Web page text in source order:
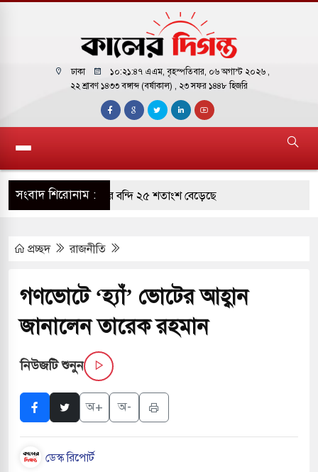
ঢাকা ১০:২১:৪৮ এএম, বৃহস্পতিবার, ০৬ অগাস্ট ২০২৬ ,
২২ শ্রাবণ ১৪৩৩ বঙ্গাব্দ (বর্ষাকাল) , ২৩ সফর ১৪৪৮ হিজরি
সংবাদ শিরোনাম :
দক্ষিণ কোরিয়ার বন্দি ২৫ শতাংশ বেড়েছে
জুমার বয়ান ও নামাজ পড়াবেন দেওবন্দের
অ্যারেস্ট আবেদন, বরগুনার এসআইয়ের বিরুদ্ধে
জাদুঘর নতুন বাংলাদেশের পথচলার কেন্দ্র হবে: ড.
প্রচ্ছদ রাজনীতি
গণভোটে ‘হ্যাঁ’ ভোটের আহ্বান
জানালেন তারেক রহমান
নিউজটি শুনুন
অ+ অ-
ডেস্ক রিপোর্ট